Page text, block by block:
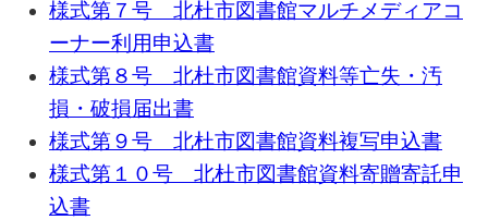
様式第７号 北杜市図書館マルチメディアコ
ーナー利用申込書
様式第８号 北杜市図書館資料等亡失・汚
損・破損届出書
様式第９号 北杜市図書館資料複写申込書
様式第１０号 北杜市図書館資料寄贈寄託申
込書